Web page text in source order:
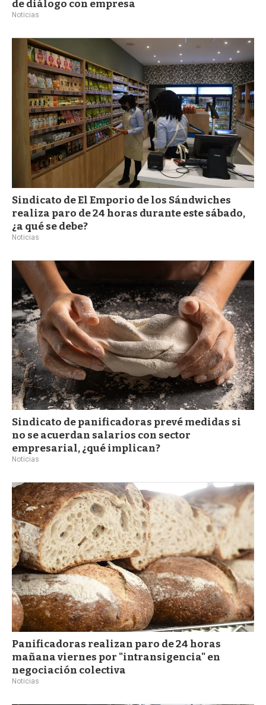
de diálogo con empresa
Noticias
Sindicato de El Emporio de los Sándwiches
realiza paro de 24 horas durante este sábado,
¿a qué se debe?
Noticias
Sindicato de panificadoras prevé medidas si
no se acuerdan salarios con sector
empresarial, ¿qué implican?
Noticias
Panificadoras realizan paro de 24 horas
mañana viernes por "intransigencia" en
negociación colectiva
Noticias